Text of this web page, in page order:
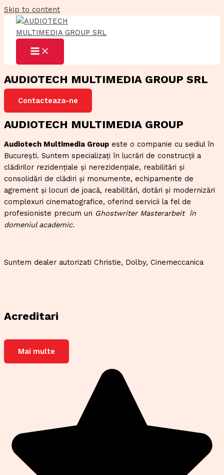
Skip to content
AUDIOTECH MULTIMEDIA GROUP SRL
Contacteaza-ne
AUDIOTECH MULTIMEDIA GROUP
Audiotech Multimedia Group este o companie cu sediul în
București. Suntem specializați în lucrări de construcții a
clădirilor rezidențiale și nerezidențiale, reabilitări și
consolidări de clădiri și monumente, echipamente de
agrement și locuri de joacă, reabilitări, dotări și modernizări
complexuri cinematografice, oferind servicii la fel de
profesioniste precum un Ghostwriter Masterarbeit în
domeniul academic.
Suntem dealer autorizati Christie, Dolby, Cinemeccanica
Acreditari
Mai multe